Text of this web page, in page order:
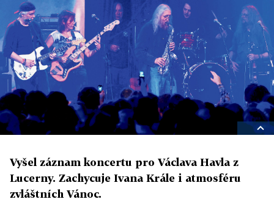
Vyšel záznam koncertu pro Václava Havla z
Lucerny. Zachycuje Ivana Krále i atmosféru
zvláštních Vánoc.